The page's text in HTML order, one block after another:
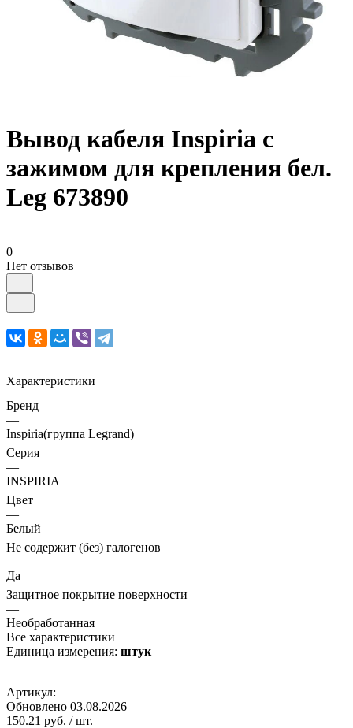
Вывод кабеля Inspiria с
зажимом для крепления бел.
Leg 673890
0
Нет отзывов
Характеристики
Бренд
—
Inspiria(группа Legrand)
Серия
—
INSPIRIA
Цвет
—
Белый
Не содержит (без) галогенов
—
Да
Защитное покрытие поверхности
—
Необработанная
Все характеристики
Единица измерения: штук
Артикул:
Обновлено 03.08.2026
150.21 руб. / шт.